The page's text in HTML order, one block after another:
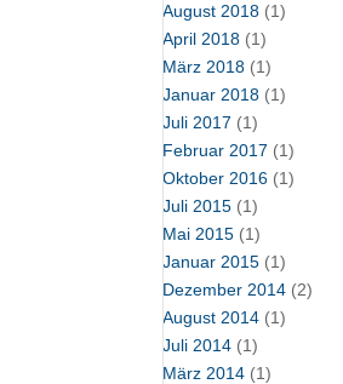
August 2018 (1)
April 2018 (1)
März 2018 (1)
Januar 2018 (1)
Juli 2017 (1)
Februar 2017 (1)
Oktober 2016 (1)
Juli 2015 (1)
Mai 2015 (1)
Januar 2015 (1)
Dezember 2014 (2)
August 2014 (1)
Juli 2014 (1)
März 2014 (1)